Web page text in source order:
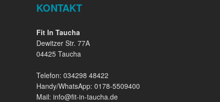
KONTAKT
Fit In Taucha
Dewitzer Str. 77A
04425 Taucha
Telefon: 034298 48422
Handy/WhatsApp: 0178-5509400
Mail: info@fit-in-taucha.de